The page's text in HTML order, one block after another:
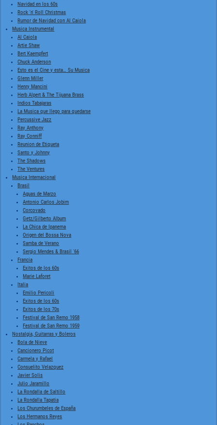
Navidad en los 60s
Rock 'n' Roll Christmas
Rumor de Navidad con Al Caiola
Musica Instrumental
Al Caiola
Artie Shaw
Bert Kaempfert
Chuck Anderson
Esto es el Cine y esta… Su Musica
Glenn Miller
Henry Mancini
Herb Alpert & The Tijuana Brass
Indios Tabajaras
La Musica que llego para quedarse
Percussive Jazz
Ray Anthony
Ray Conniff
Reunion de Etiqueta
Santo y Johnny
The Shadows
The Ventures
Musica Internacional
Brasil
Aguas de Marzo
Antonio Carlos Jobim
Corcovado
Getz/Gilberto Album
La Chica de Ipanema
Origen del Bossa Nova
Samba de Verano
Sergio Mendes & Brasil '66
Francia
Exitos de los 60s
Marie Laforet
Italia
Emilio Pericoli
Exitos de los 60s
Exitos de los 70s
Festival de San Remo 1958
Festival de San Remo 1959
Nostalgia, Guitarras y Boleros
Bola de Nieve
Cancionero Picot
Carmela y Rafael
Consuelito Velazquez
Javier Solis
Julio Jaramillo
La Rondalla de Saltillo
La Rondalla Tapatia
Los Churumbeles de España
Los Hermanos Reyes